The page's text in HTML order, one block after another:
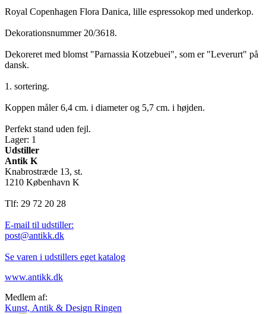
Royal Copenhagen Flora Danica, lille espressokop med underkop.
Dekorationsnummer 20/3618.
Dekoreret med blomst "Parnassia Kotzebuei", som er "Leverurt" på
dansk.
1. sortering.
Koppen måler 6,4 cm. i diameter og 5,7 cm. i højden.
Perfekt stand uden fejl.
Lager: 1
Udstiller
Antik K
Knabrostræde 13, st.
1210 København K
Tlf: 29 72 20 28
E-mail til udstiller:
post@antikk.dk
Se varen i udstillers eget katalog
www.antikk.dk
Medlem af:
Kunst, Antik & Design Ringen